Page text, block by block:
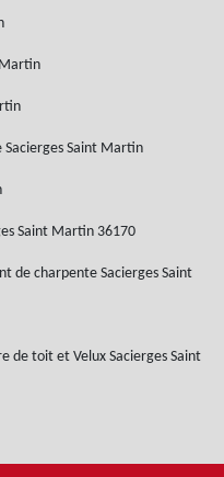
Saint Martin
Saint Martin 36170
de charpente Sacierges Saint
de toit et Velux Sacierges Saint